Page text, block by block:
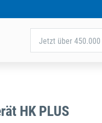
Jetzt über
HK PLUS